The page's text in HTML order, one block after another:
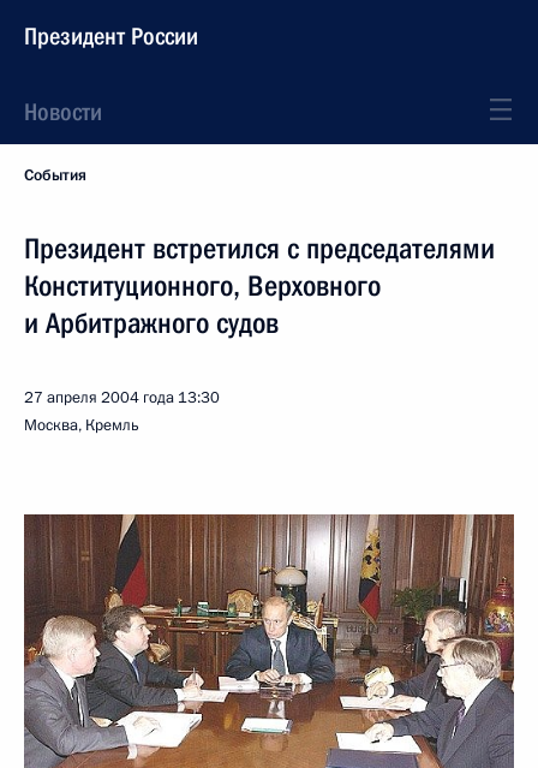
Президент России
Новости
События
Президент встретился с председателями
Конституционного, Верховного
и Арбитражного судов
27 апреля 2004 года 13:30
Москва, Кремль